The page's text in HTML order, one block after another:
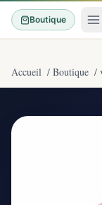
Boutique
Accueil / Boutique /